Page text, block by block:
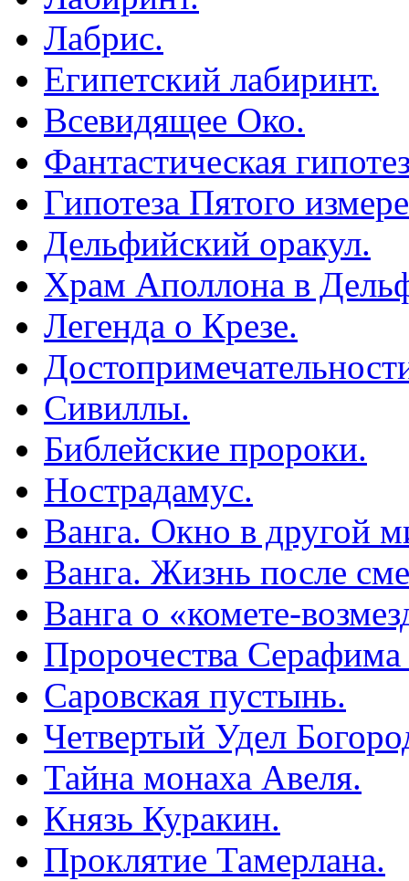
Лабрис.
Египетский лабиринт.
Всевидящее Око.
Фантастическая
Гипотеза Пятого
Дельфийский оракул.
Храм Аполлона в
Легенда о Крезе.
Сивиллы.
Библейские пророки.
Нострадамус.
Ванга. Окно в другой
Ванга. Жизнь после
Ванга о «комете-
Пророчества Серафима
Саровская пустынь.
Четвертый Удел
Тайна монаха Авеля.
Князь Куракин.
Проклятие Тамерлана.